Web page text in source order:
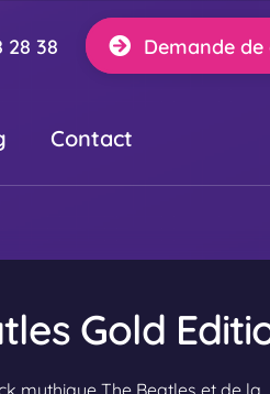
28 38 Demande de
Contact
Gold